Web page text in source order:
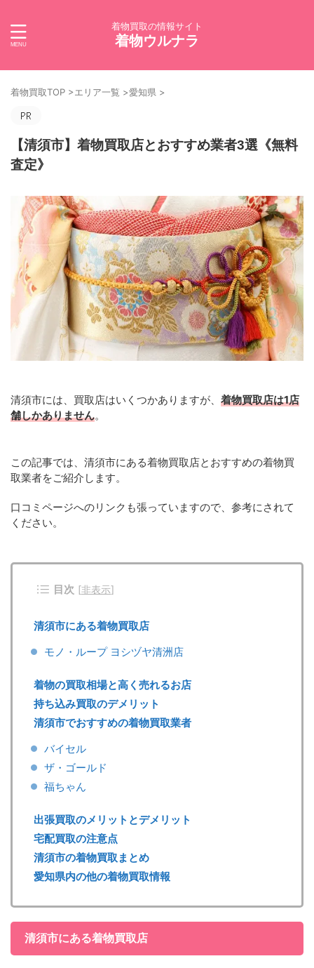
着物買取の情報サイト
着物ウルナラ
着物買取TOP >エリア一覧 >愛知県 >
【清須市】着物買取店とおすすめ業者3選《無料
査定》
清須市には、買取店はいくつかありますが、 着物買取店は1店
舗しかありません。
この記事では、清須市にある着物買取店とおすすめの着物買
取業者をご紹介します。
口コミページへのリンクも張っていますので、参考にされて
ください。
目次 [非表示]
清須市にある着物買取店
モノ・ループ ヨシヅヤ清洲店
着物の買取相場と高く売れるお店
持ち込み買取のデメリット
清須市でおすすめの着物買取業者
バイセル
ザ・ゴールド
福ちゃん
出張買取のメリットとデメリット
宅配買取の注意点
清須市の着物買取まとめ
愛知県内の他の着物買取情報
清須市にある着物買取店